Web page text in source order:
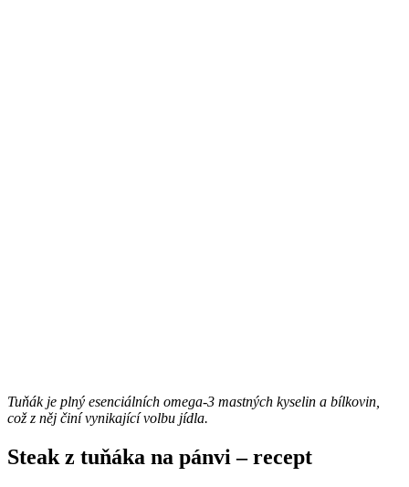
Tuňák je plný esenciálních omega-3 mastných kyselin a bílkovin,
což z něj činí vynikající volbu jídla.
Steak z tuňáka na pánvi – recept